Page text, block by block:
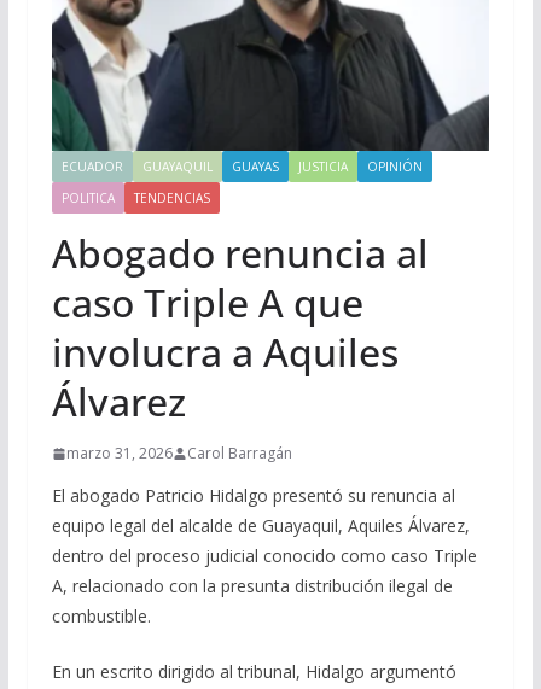
ECUADOR GUAYAQUIL GUAYAS JUSTICIA
OPINIÓN
POLITICA
TENDENCIAS
Abogado renuncia al
caso Triple A que
involucra a Aquiles
Álvarez
marzo 31, 2026 Carol Barragán
El abogado Patricio Hidalgo presentó su renuncia al
equipo legal del alcalde de Guayaquil, Aquiles Álvarez,
dentro del proceso judicial conocido como caso Triple
A, relacionado con la presunta distribución ilegal de
combustible.
En un escrito dirigido al tribunal, Hidalgo argumentó